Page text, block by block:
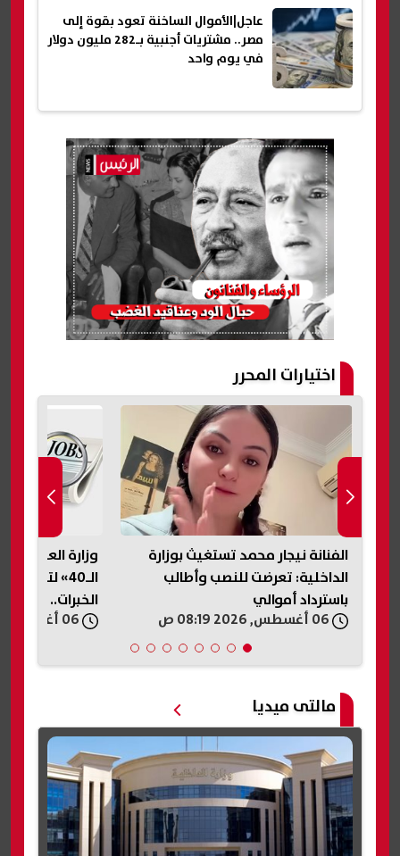
عاجل|الأموال الساخنة تعود بقوة إلى
مصر.. مشتريات أجنبية بـ282 مليون دولار
في يوم واحد
اختيارات المحرر
وزارة العمل تطلق مبادرة «فوق
الـ40» لتوفير فرص عمل لأصحاب
الخبرات.. اعرف التفاصيل
صاعقة برق
آخرين
مالتى ميديا